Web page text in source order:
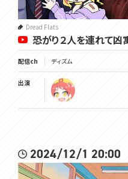
Dread Flats
恐がり２人を連れて
配信ch ディズム
出演
2024/12/1 20:00